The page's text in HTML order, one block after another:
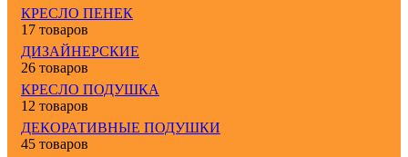
КРЕСЛО ПЕНЕК
17 товаров
ДИЗАЙНЕРСКИЕ
26 товаров
КРЕСЛО ПОДУШКА
12 товаров
ДЕКОРАТИВНЫЕ ПОДУШКИ
45 товаров